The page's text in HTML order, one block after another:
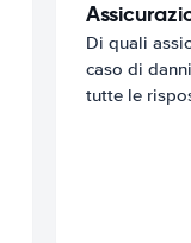
Di quali
caso di
tutte le